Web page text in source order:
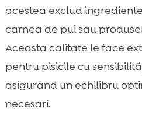
acestea exclud
carnea de pui sau
Aceasta calitate le face
pentru pisicile cu
asigurând un echilibru
necesari.